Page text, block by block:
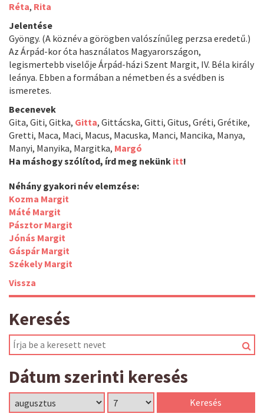
Réta, Rita
Jelentése
Gyöngy. (A köznév a görögben valószínűleg perzsa eredetű.)
Az Árpád-kor óta használatos Magyarországon,
legismertebb viselője Árpád-házi Szent Margit, IV. Béla király
leánya. Ebben a formában a németben és a svédben is
ismeretes.
Becenevek
Gita, Giti, Gitka, Gitta, Gittácska, Gitti, Gitus, Gréti, Grétike,
Gretti, Maca, Maci, Macus, Macuska, Manci, Mancika, Manya,
Manyi, Manyika, Margitka, Margó
Ha máshogy szólítod, írd meg nekünk itt!
Néhány gyakori név elemzése:
Kozma Margit
Máté Margit
Pásztor Margit
Jónás Margit
Gáspár Margit
Székely Margit
Vissza
Keresés
Dátum szerinti keresés